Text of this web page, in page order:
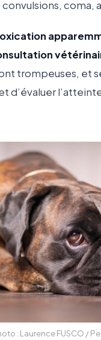
coma,
trompeuses, et
d’évaluer
: Laurence FUSCO /